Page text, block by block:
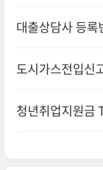
대출상담사 등
도시가스전입신
청년취업지원금